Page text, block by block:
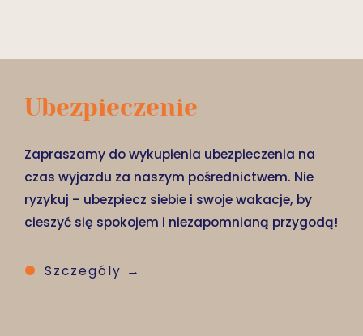
Ubezpieczenie
Zapraszamy do wykupienia ubezpieczenia na
czas wyjazdu za naszym pośrednictwem. Nie
ryzykuj – ubezpiecz siebie i swoje wakacje, by
cieszyć się spokojem i niezapomnianą przygodą!
Szczególy →